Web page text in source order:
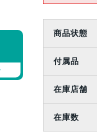
商品状態
付属品
在庫店舗
在庫数